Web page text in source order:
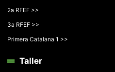
2a RFEF >>
3a RFEF >>
Primera Catalana 1 >>
Taller